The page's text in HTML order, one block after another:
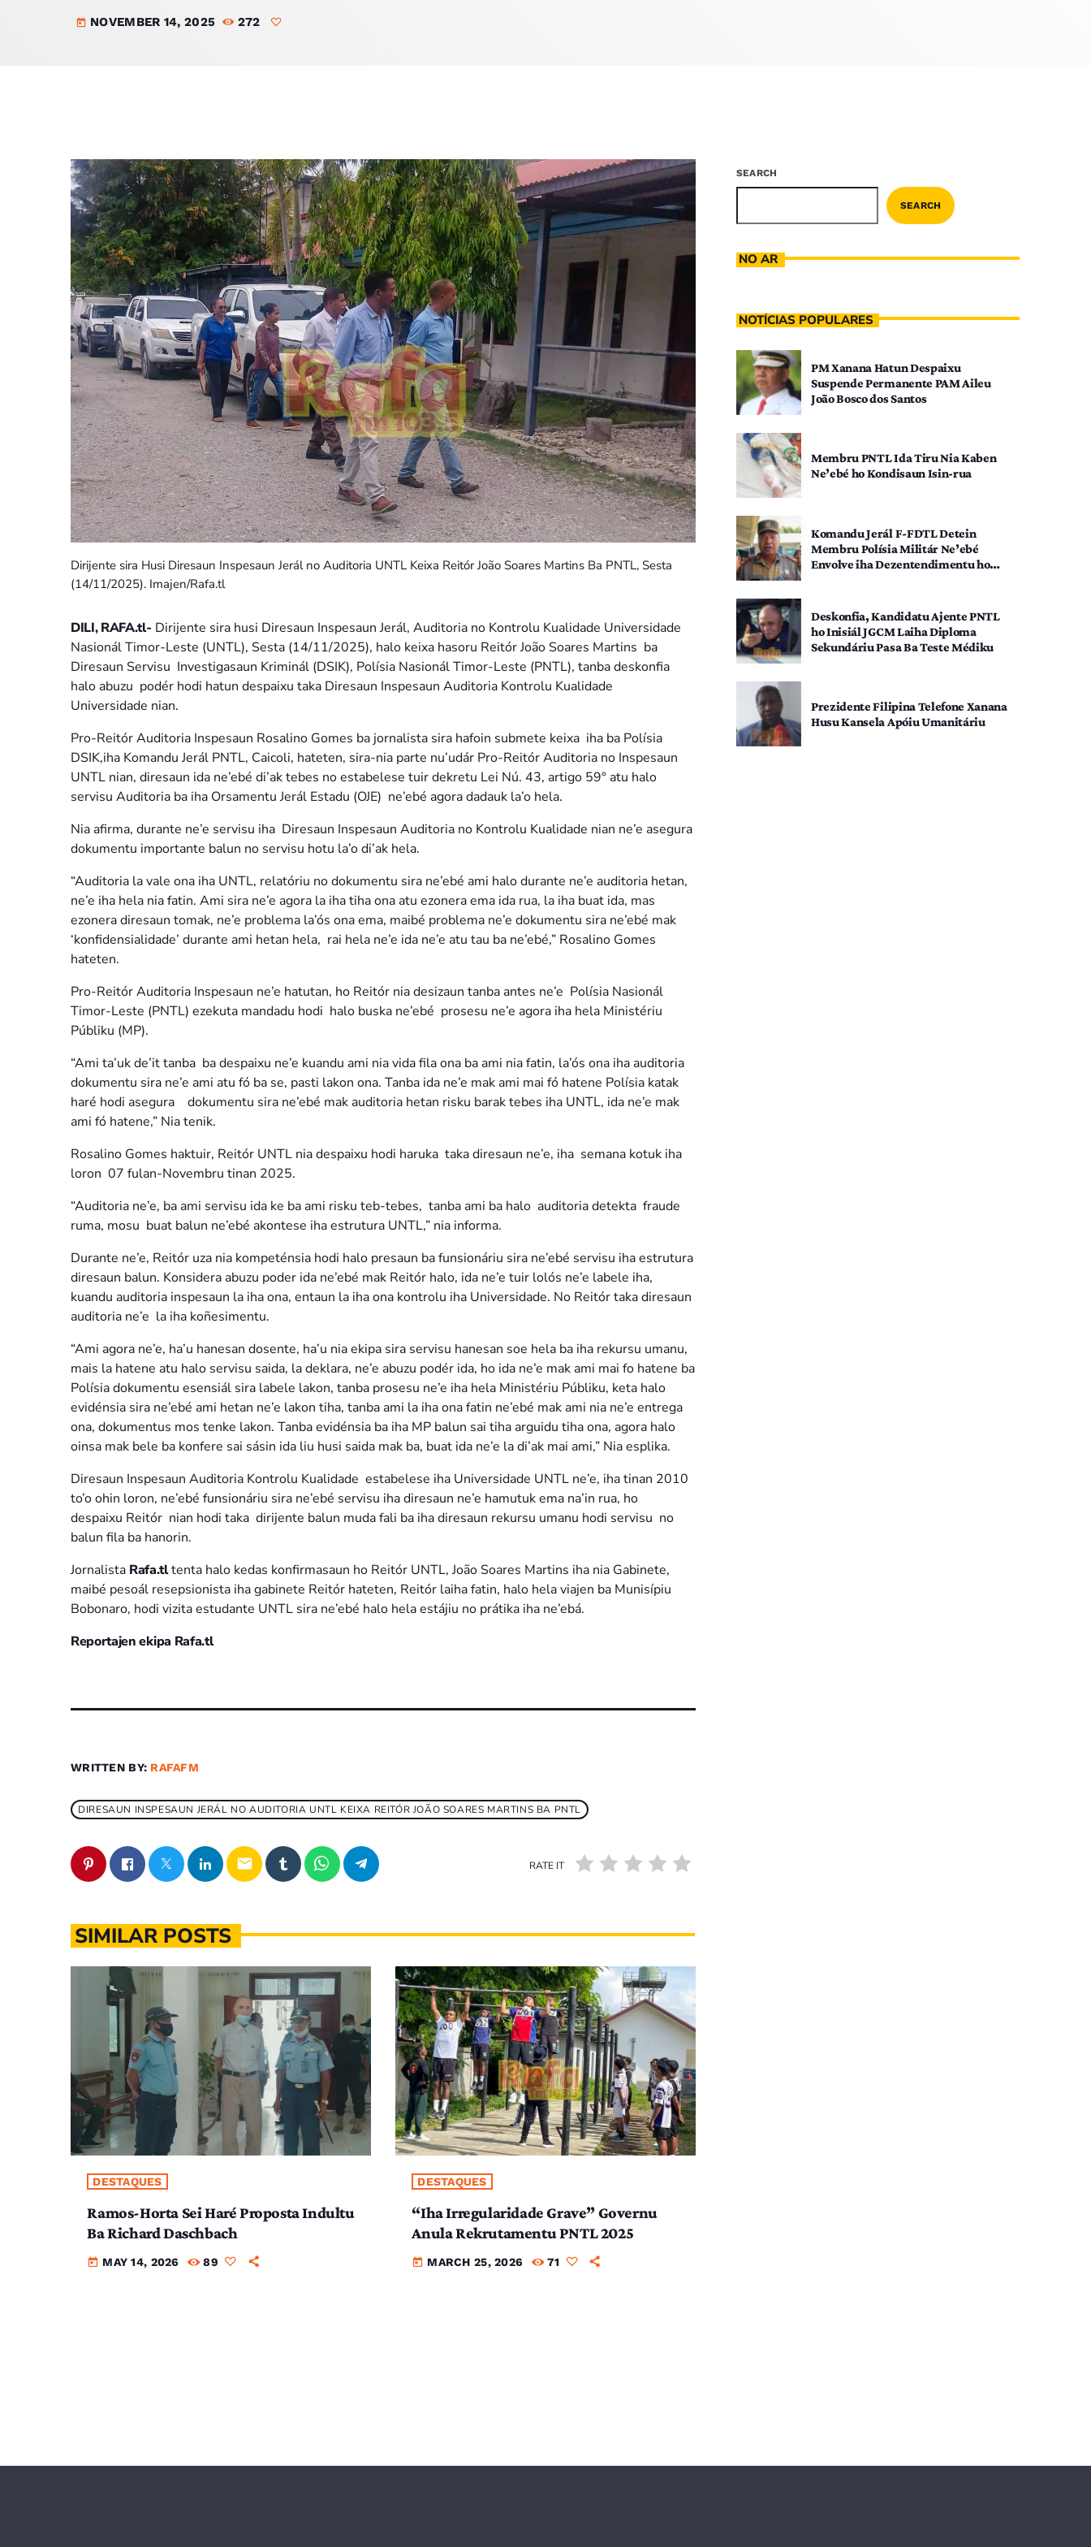
today NOVEMBER 14, 2025 272
Dirijente sira Husi Diresaun Inspesaun Jerál no Auditoria UNTL Keixa Reitór João Soares Martins Ba PNTL, Sesta
(14/11/2025). Imajen/Rafa.tl
DILI, RAFA.tl- Dirijente sira husi Diresaun Inspesaun Jerál, Auditoria no Kontrolu Kualidade Universidade
Nasionál Timor-Leste (UNTL), Sesta (14/11/2025), halo keixa hasoru Reitór João Soares Martins ba
Diresaun Servisu Investigasaun Kriminál (DSIK), Polísia Nasionál Timor-Leste (PNTL), tanba deskonfia
halo abuzu podér hodi hatun despaixu taka Diresaun Inspesaun Auditoria Kontrolu Kualidade
Universidade nian.
Pro-Reitór Auditoria Inspesaun Rosalino Gomes ba jornalista sira hafoin submete keixa iha ba Polísia
DSIK,iha Komandu Jerál PNTL, Caicoli, hateten, sira-nia parte nu’udár Pro-Reitór Auditoria no Inspesaun
UNTL nian, diresaun ida ne’ebé di’ak tebes no estabelese tuir dekretu Lei Nú. 43, artigo 59° atu halo
servisu Auditoria ba iha Orsamentu Jerál Estadu (OJE) ne’ebé agora dadauk la’o hela.
Nia afirma, durante ne’e servisu iha Diresaun Inspesaun Auditoria no Kontrolu Kualidade nian ne’e asegura
dokumentu importante balun no servisu hotu la’o di’ak hela.
“Auditoria la vale ona iha UNTL, relatóriu no dokumentu sira ne’ebé ami halo durante ne’e auditoria hetan,
ne’e iha hela nia fatin. Ami sira ne’e agora la iha tiha ona atu ezonera ema ida rua, la iha buat ida, mas
ezonera diresaun tomak, ne’e problema la’ós ona ema, maibé problema ne’e dokumentu sira ne’ebé mak
‘konfidensialidade’ durante ami hetan hela, rai hela ne’e ida ne’e atu tau ba ne’ebé,” Rosalino Gomes
hateten.
Pro-Reitór Auditoria Inspesaun ne’e hatutan, ho Reitór nia desizaun tanba antes ne’e Polísia Nasionál
Timor-Leste (PNTL) ezekuta mandadu hodi halo buska ne’ebé prosesu ne’e agora iha hela Ministériu
Públiku (MP).
“Ami ta’uk de’it tanba ba despaixu ne’e kuandu ami nia vida fila ona ba ami nia fatin, la’ós ona iha auditoria
dokumentu sira ne’e ami atu fó ba se, pasti lakon ona. Tanba ida ne’e mak ami mai fó hatene Polísia katak
haré hodi asegura dokumentu sira ne’ebé mak auditoria hetan risku barak tebes iha UNTL, ida ne’e mak
ami fó hatene,” Nia tenik.
Rosalino Gomes haktuir, Reitór UNTL nia despaixu hodi haruka taka diresaun ne’e, iha semana kotuk iha
loron 07 fulan-Novembru tinan 2025.
“Auditoria ne’e, ba ami servisu ida ke ba ami risku teb-tebes, tanba ami ba halo auditoria detekta fraude
ruma, mosu buat balun ne’ebé akontese iha estrutura UNTL,” nia informa.
Durante ne’e, Reitór uza nia kompeténsia hodi halo presaun ba funsionáriu sira ne’ebé servisu iha estrutura
diresaun balun. Konsidera abuzu poder ida ne’ebé mak Reitór halo, ida ne’e tuir lolós ne’e labele iha,
kuandu auditoria inspesaun la iha ona, entaun la iha ona kontrolu iha Universidade. No Reitór taka diresaun
auditoria ne’e la iha koñesimentu.
“Ami agora ne’e, ha’u hanesan dosente, ha’u nia ekipa sira servisu hanesan soe hela ba iha rekursu umanu,
mais la hatene atu halo servisu saida, la deklara, ne’e abuzu podér ida, ho ida ne’e mak ami mai fo hatene ba
Polísia dokumentu esensiál sira labele lakon, tanba prosesu ne’e iha hela Ministériu Públiku, keta halo
evidénsia sira ne’ebé ami hetan ne’e lakon tiha, tanba ami la iha ona fatin ne’ebé mak ami nia ne’e entrega
ona, dokumentus mos tenke lakon. Tanba evidénsia ba iha MP balun sai tiha arguidu tiha ona, agora halo
oinsa mak bele ba konfere sai sásin ida liu husi saida mak ba, buat ida ne’e la di’ak mai ami,” Nia esplika.
Diresaun Inspesaun Auditoria Kontrolu Kualidade estabelese iha Universidade UNTL ne’e, iha tinan 2010
to’o ohin loron, ne’ebé funsionáriu sira ne’ebé servisu iha diresaun ne’e hamutuk ema na’in rua, ho
despaixu Reitór nian hodi taka dirijente balun muda fali ba iha diresaun rekursu umanu hodi servisu no
balun fila ba hanorin.
Jornalista Rafa.tltenta halo kedas konfirmasaun ho Reitór UNTL, João Soares Martins iha nia Gabinete,
maibé pesoál resepsionista iha gabinete Reitór hateten, Reitór laiha fatin, halo hela viajen ba Munisípiu
Bobonaro, hodi vizita estudante UNTL sira ne’ebé halo hela estájiu no prátika iha ne’ebá.
Reportajen ekipa Rafa.tl
WRITTEN BY: RAFAFM
DIRESAUN INSPESAUN JERÁL NO AUDITORIA UNTL KEIXA REITÓR JOÃO SOARES MARTINS BA PNTL
email RATE IT
SIMILAR POSTS
DESTAQUES
Ramos-Horta Sei Haré Proposta Indultu
Ba Richard Daschbach
today MAY 14, 2026 89
DESTAQUES
“Iha Irregularidade Grave” Governu
Anula Rekrutamentu PNTL 2025
today MARCH 25, 2026 71
SEARCH
SEARCH
NO AR
NOTÍCIAS POPULARES
PM Xanana Hatun Despaixu
Suspende Permanente PAM Aileu
João Bosco dos Santos
Membru PNTL Ida Tiru Nia Kaben
Ne’ebé ho Kondisaun Isin-rua
Komandu Jerál F-FDTL Detein
Membru Polísia Militár Ne’ebé
Envolve iha Dezentendimentu ho
Deskonfia, Kandidatu Ajente PNTL
ho Inisiál JGCM Laiha Diploma
Sekundáriu Pasa Ba Teste Médiku
Prezidente Filipina Telefone Xanana
Husu Kansela Apóiu Umanitáriu